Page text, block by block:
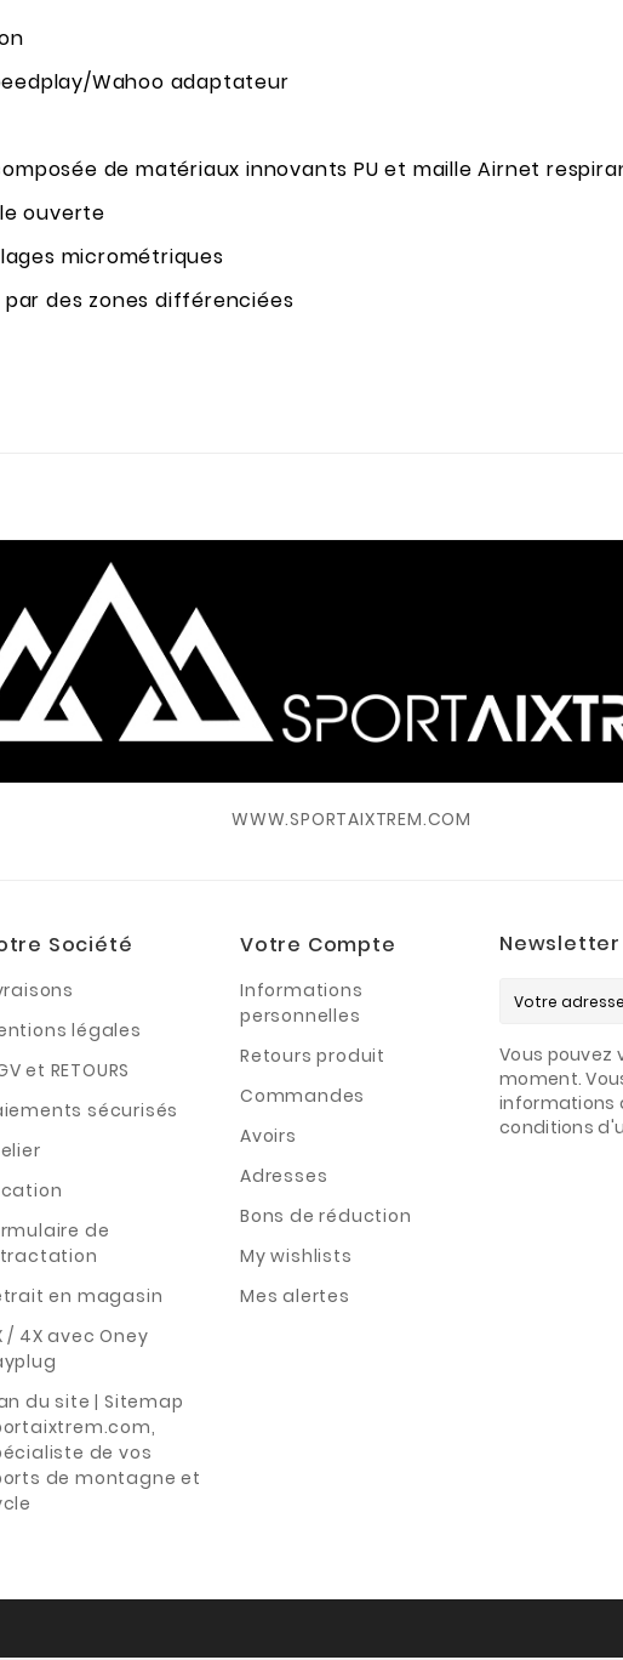
Wahoo adaptateur
de matériaux innovants PU et maille Airnet
ouverte
micrométriques
des zones différenciées
WWW.SPORTAIXTREM.COM
Société
légales
et RETOURS
sécurisés
de
en magasin
/ 4X avec Oney
du site | Sitemap
de vos
de montagne et
Votre Compte
Informations
personnelles
Retours produit
Commandes
Avoirs
Adresses
Bons de réduction
My wishlists
Mes alertes
Newsletter
Vous pouvez
moment.
informations
conditions